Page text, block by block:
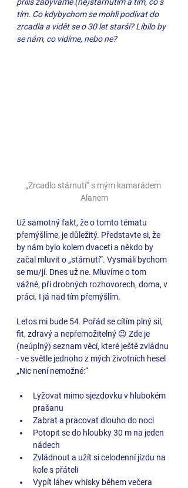
tím. Co kdybychom se mohli podívat do
zrcadla a vidět se o 30 let starší? Líbilo by
se nám, co vidíme, nebo ne?
„Zrcadlo stárnutí“ s mým kamarádem
Alanem
Už samotný fakt, že o tomto tématu
přemýšlíme, je důležitý. Představte si, že
by nám bylo kolem dvaceti a někdo by
začal mluvit o „stárnutí“. Vysmáli bychom
se mu/jí. Dnes už ne. Mluvíme o tom
vážně, při drobných rozhovorech, doma, v
práci. I já nad tím přemýšlím.
Letos mi bude 54. Pořád se cítím plný sil,
fit, zdravý a nepřemožitelný 😉 Zde je
(neúplný) seznam věcí, které ještě zvládnu
- ve světle jednoho z mých životních hesel
„Nic není nemožné:“
Lyžovat mimo sjezdovku v hlubokém
prašanu
Zabrat a pracovat dlouho do noci
Potopit se do hloubky 30 m na jeden
nádech
Zvládnout a užít si celodenní jízdu na
kole s přáteli
Vypít láhev whisky během večera